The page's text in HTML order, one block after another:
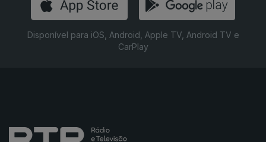
Disponível para iOS, Android, Apple TV, Android TV e
CarPlay